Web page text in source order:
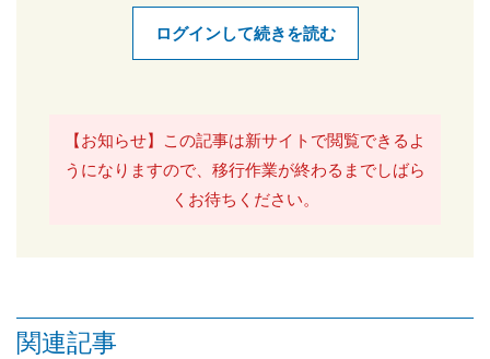
ログインして続きを読む
【お知らせ】この記事は新サイトで閲覧できるよ
うになりますので、移行作業が終わるまでしばら
くお待ちください。
関連記事